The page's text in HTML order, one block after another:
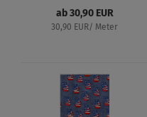
ab 30,90 EUR
30,90 EUR/ Meter